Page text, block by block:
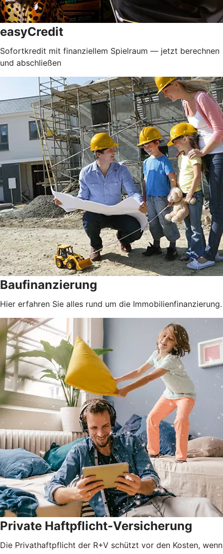
easyCredit
Sofortkredit mit finanziellem Spielraum — jetzt berechnen
und abschließen
Baufinanzierung
Hier erfahren Sie alles rund um die Immobilienfinanzierung.
Private Haftpflicht-Versicherung
Die Privathaftpflicht der R+V schützt vor den Kosten, wenn